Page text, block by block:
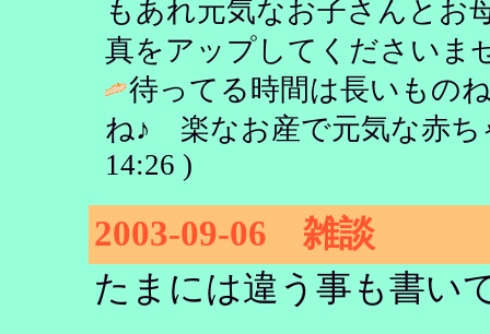
もあれ元気なお子さんとお
真をアップしてくださいま
待ってる時間は長いもの
ね♪ 楽なお産で元気な赤ち
14:26 )
2003-09-06 雑談
たまには違う事も書い